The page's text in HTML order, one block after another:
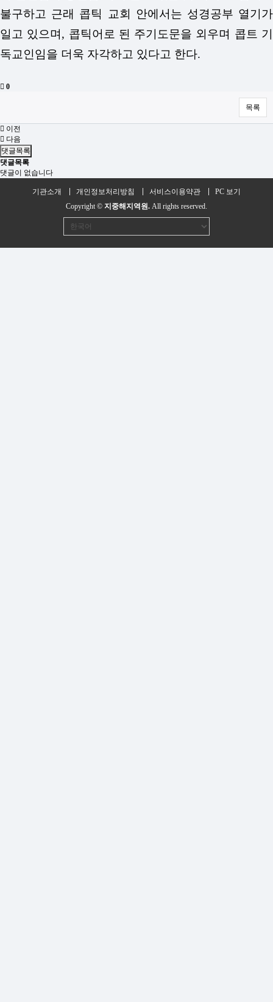
불구하고 근래 콥틱 교회 안에서는 성경공부 열기가
일고 있으며, 콥틱어로 된 주기도문을 외우며 콥트 기
독교인임을 더욱 자각하고 있다고 한다.
0
목록
이전
다음
댓글목록
댓글목록
댓글이 없습니다
기관소개 개인정보처리방침 서비스이용약관
PC 보기
Copyright © 지중해지역원. All rights reserved.